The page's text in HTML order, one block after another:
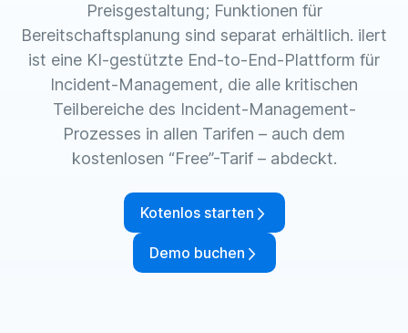
Preisgestaltung; Funktionen für
Bereitschaftsplanung sind separat erhältlich. ilert
ist eine KI-gestützte End-to-End-Plattform für
Incident-Management, die alle kritischen
Teilbereiche des Incident-Management-
Prozesses in allen Tarifen – auch dem
kostenlosen “Free”-Tarif – abdeckt.
Kotenlos starten
Demo buchen